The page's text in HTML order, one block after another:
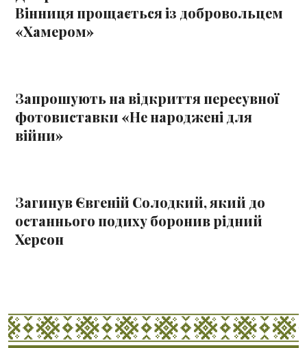
Вінниця прощається із добровольцем
«Хамером»
Запрошують на відкриття пересувної
фотовиставки «Не народжені для
війни»
Загинув Євгеній Солодкий, який до
останнього подиху боронив рідний
Херсон